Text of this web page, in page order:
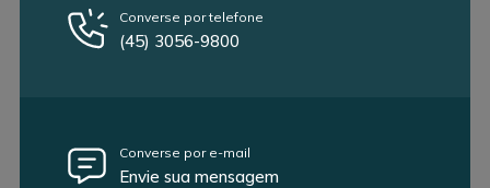
Converse por telefone
(45) 3056-9800
Converse por e-mail
Envie sua mensagem